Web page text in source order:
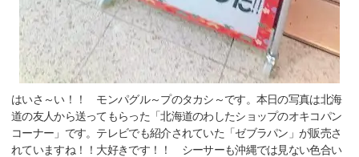
はいさ～い！！ モンパグル～プのタカシ～です。本日の写真は北海
道の友人から送ってもらった「北海道のわしたショップのオキコパン
コーナー」です。テレビでも紹介されていた「ゼブラパン」が販売さ
れていますね！！大好きです！！ シーサーも沖縄では見ない色合い